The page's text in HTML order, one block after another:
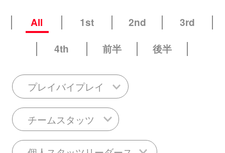
All 1st 2nd
3rd
4th
前半 後半
プレイバイプレイ
チームスタッツ